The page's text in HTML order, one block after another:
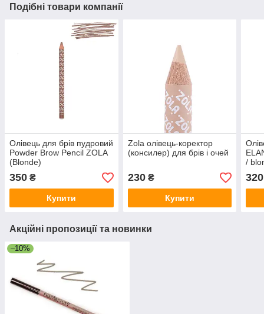
Подібні товари компанії
Олівець для брів пудровий
Powder Brow Pencil ZOLA
(Blonde)
350 ₴
Купити
Zola олівець-коректор
(консилер) для брів і очей
230₴
Купити
/
320
Акційні пропозиції та новинки
–10%